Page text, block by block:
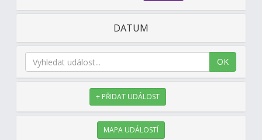
DATUM
OK
+ PŘIDAT UDÁLOST
MAPA UDÁLOSTÍ